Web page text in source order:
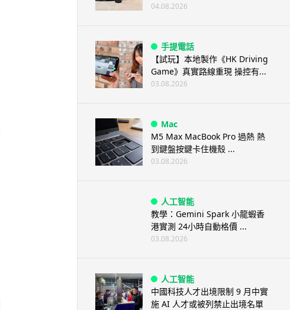
04.08.2026
手提電話
【試玩】本地製作《HK Driving
Game》真實路線重現 操控有...
03.08.2026
Mac
M5 Max MacBook Pro 過熱 熱
到鍵盤按鍵卡住機殼 ...
03.08.2026
人工智能
教學：Gemini Spark 小龍蝦香
港實測 24小時自動格價 ...
03.08.2026
人工智能
中國科技人才出境限制 9 月中實
施 AI 人才或被列禁止出境名單